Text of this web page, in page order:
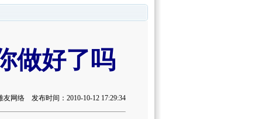
做好了吗
友网络 发布时间：2010-10-12 17:29:34